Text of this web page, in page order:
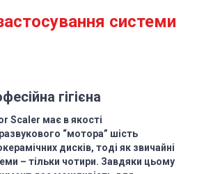
системи
гігієна
Scaler має в якості
“мотора” шість
дисків, тоді як звичайні
– тільки чотири. Завдяки цьому